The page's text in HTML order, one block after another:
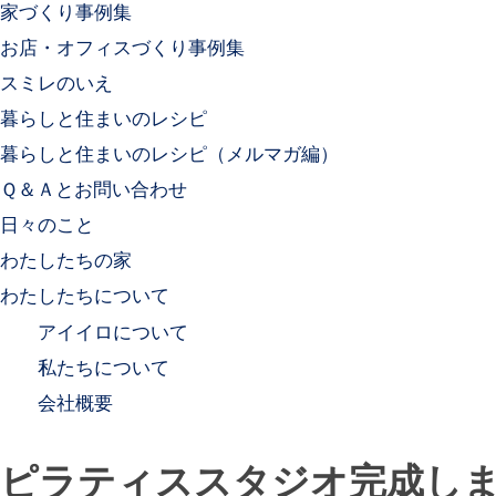
家づくり事例集
お店・オフィスづくり事例集
スミレのいえ
暮らしと住まいのレシピ
暮らしと住まいのレシピ（メルマガ編）
Ｑ＆Ａとお問い合わせ
日々のこと
わたしたちの家
わたしたちについて
アイイロについて
私たちについて
会社概要
ピラティススタジオ完成し